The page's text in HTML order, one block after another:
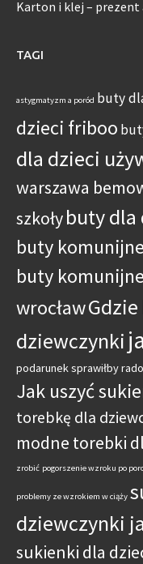
Karton i klej –
TAGI
astygmatyzm a poród buty
dzieci friboo
dla dzieci
warszawa
szkołybuty dla
buty
buty
wrocław
dziewczynki
podarunek sprawiłby
Jak uszyć
torebkę dla
modne torebki
zrobić pogorszenie wzroku po
problemy ze wzrokiem w ciąży
dziewczynki
sukienki dla